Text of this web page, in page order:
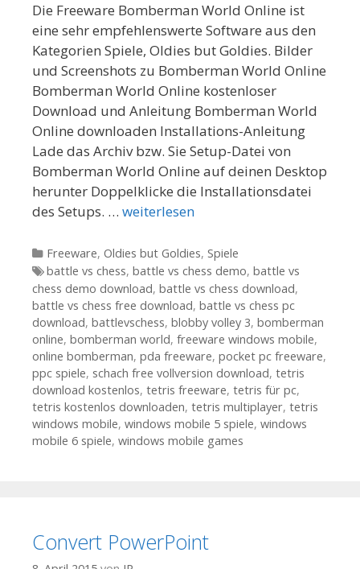
Die Freeware Bomberman World Online ist
eine sehr empfehlenswerte Software aus den
Kategorien Spiele, Oldies but Goldies. Bilder
und Screenshots zu Bomberman World Online
Bomberman World Online kostenloser
Download und Anleitung Bomberman World
Online downloaden Installations-Anleitung
Lade das Archiv bzw. Sie Setup-Datei von
Bomberman World Online auf deinen Desktop
herunter Doppelklicke die Installationsdatei
des Setups. … weiterlesen
Kategorien
Freeware, Oldies but Goldies, Spiele
Tags
battle vs chess, battle vs chess demo, battle vs
chess demo download, battle vs chess download,
battle vs chess free download, battle vs chess pc
download, battlevschess, blobby volley 3, bomberman
online, bomberman world, freeware windows mobile,
online bomberman, pda freeware, pocket pc freeware,
ppc spiele, schach free vollversion download, tetris
download kostenlos, tetris freeware, tetris für pc,
tetris kostenlos downloaden, tetris multiplayer, tetris
windows mobile, windows mobile 5 spiele, windows
mobile 6 spiele, windows mobile games
Convert PowerPoint